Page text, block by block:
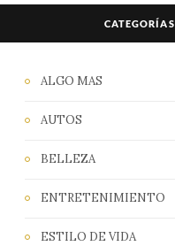
CATEGORÍAS
ALGO MAS
AUTOS
BELLEZA
ENTRETENIMIENTO
ESTILO DE VIDA